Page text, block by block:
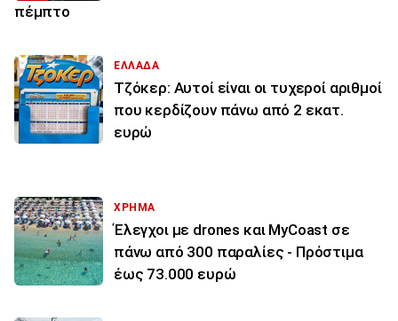
πέμπτο
ΕΛΛΑΔΑ
Τζόκερ: Αυτοί είναι οι τυχεροί αριθμοί
που κερδίζουν πάνω από 2 εκατ.
ευρώ
ΧΡΗΜΑ
Έλεγχοι με drones και MyCoast σε
πάνω από 300 παραλίες - Πρόστιμα
έως 73.000 ευρώ